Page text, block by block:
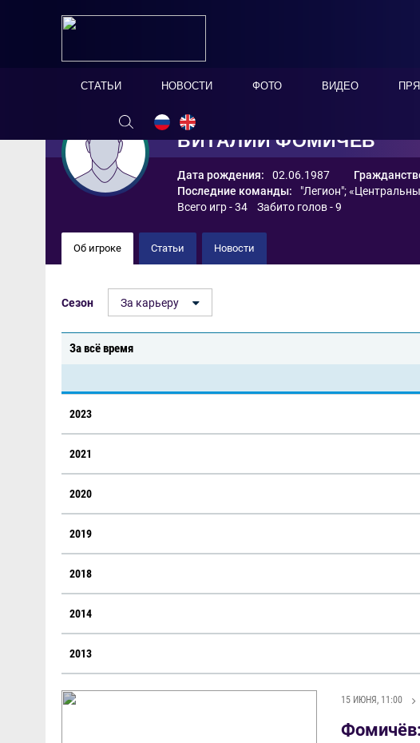
СТАТЬИ НОВОСТИ ФОТО ВИДЕО
ВИТАЛИЙ ФОМИЧЕВ
Дата рождения: 02.06.1987
Последние команды:
"Легион";
Всего игр - 34 Забито голов - 9
Об игроке Статьи Новости
Сезон За карьеру
За всё время
2023
2021
2020
2019
2018
2014
2013
15 ИЮНЯ, 11:00
Фомичёв: